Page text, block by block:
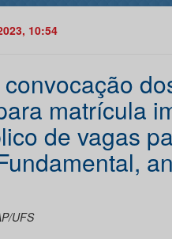
10:54
matrícula
de vagas
UFS